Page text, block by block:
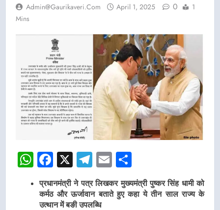
Admin@gaurikaveri.com April 1, 2025 0
1
Mins
WhatsApp
Facebook
X Telegram
Email
प्रधानमंत्री ने पत्र लिखकर मुख्यमंत्री पुष्कर सिंह धामी को
कर्मठ और ऊर्जावान बताते हुए कहा ये तीन साल राज्य के
उत्थान में बङी उपलब्धि